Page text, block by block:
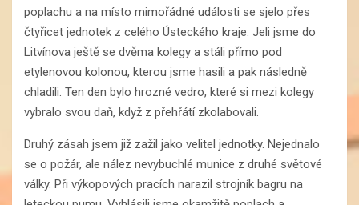
poplachu a na místo mimořádné události se sjelo přes
čtyřicet jednotek z celého Ústeckého kraje. Jeli jsme do
Litvínova ještě se dvěma kolegy a stáli přímo pod
etylenovou kolonou, kterou jsme hasili a pak následně
chladili. Ten den bylo hrozné vedro, které si mezi kolegy
vybralo svou daň, když z přehřátí zkolabovali.
Druhý zásah jsem již zažil jako velitel jednotky. Nejednalo
se o požár, ale nález nevybuchlé munice z druhé světové
války. Při výkopových pracích narazil strojník bagru na